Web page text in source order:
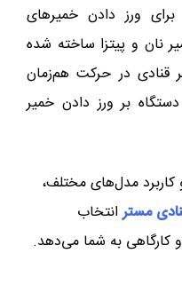
برای ورز دادن خمیرهای
نان و پیتزا ساخته شده
در حرکت هم‌زمان
بر ورز دادن خمیر
مدل‌های مختلف،
مسترانتخاب
کارگاهی به شما می‌دهد.